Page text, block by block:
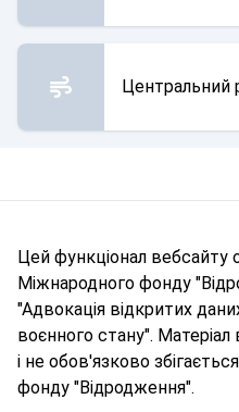
Центральний
Цей функціонал вебсайту
Міжнародного фонду
"Адвокація відкритих
воєнного стану".
і не обов'язково
фонду "Відродження".